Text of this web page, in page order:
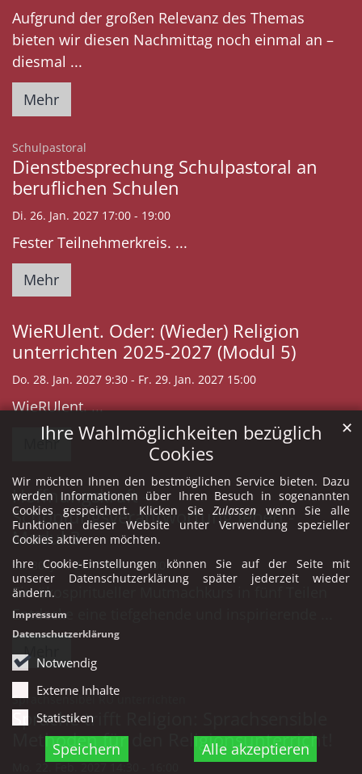
Ihre Wahlmöglichkeiten bezüglich
Cookies
Wir möchten Ihnen den bestmöglichen Service bieten. Dazu
werden Informationen über Ihren Besuch in sogenannten
Cookies gespeichert. Klicken SieZulassen wenn Sie alle
Funktionen dieser Website unter Verwendung spezieller
Cookies aktiveren möchten.
Ihre Cookie-Einstellungen können Sie auf der Seite mit
unserer Datenschutzerklärung später jederzeit wieder
ändern.
Notwendig
Externe Inhalte
Statistiken
Speichern Alle akzeptieren
✕
Impressum
Datenschutzerklärung
Aufgrund der großen Relevanz des Themas
bieten wir diesen Nachmittag noch einmal an –
diesmal ...
Mehr
Schulpastoral
Dienstbesprechung Schulpastoral an
beruflichen Schulen
Di. 26. Jan. 2027 17:00 - 19:00
Fester Teilnehmerkreis. ...
Mehr
WieRUlent. Oder: (Wieder) Religion
unterrichten 2025-2027 (Modul 5)
Do. 28. Jan. 2027 9:30 - Fr. 29. Jan. 2027 15:00
WieRUlent. ...
Mehr
Hoffnungskraft -
Schöpfungsverantwortung leben -
Modul 3
Sa. 30. Jan. 2027 9:30 - 17:30
Ein ökospiritueller Mutmachkurs in fünf Teilen
Entdecke eine tiefgehende und inspirierende ...
Mehr
Sprachsensibel RU unterrichten
Sprache trifft Religion: Sprachsensible
Methoden für den Religionsunterricht!
Mo. 22. Feb. 2027 14:30 - 16:00